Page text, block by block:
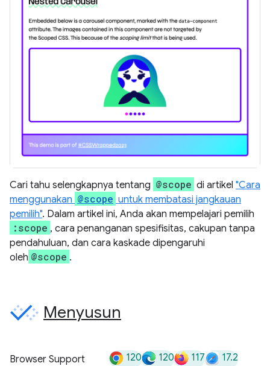
Cari tahu selengkapnya tentang @scope di artikel "Cara
menggunakan @scope untuk membatasi jangkauan
pemilih". Dalam artikel ini, Anda akan mempelajari pemilih
:scope , cara penanganan spesifisitas, cakupan tanpa
pendahuluan, dan cara kaskade dipengaruhi
oleh @scope .
Menyusun
Browser Support 120 120 117 17.2